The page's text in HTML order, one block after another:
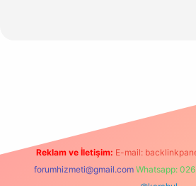
Reklam ve İletişim: E-mail:
forumhizmeti@gmail.com Whatsapp: